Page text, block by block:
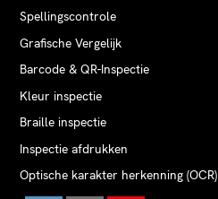
Spellingscontrole
Grafische Vergelijk
Barcode & QR-Inspectie
Kleur inspectie
Braille inspectie
Inspectie afdrukken
Optische karakter herkenning (OCR)